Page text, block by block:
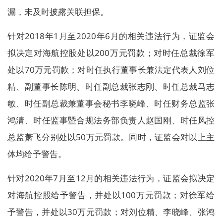
漏，未及时披露关联担保。
针对2018年1月至2020年6月的相关违法行为，证监会
拟决定对海航控股处以200万元罚款；对时任总裁徐军
处以70万元罚款；对时任执行董事长兼法定代表人刘位
精、副董事长陈明、时任副总裁张志刚、时任总裁马志
敏、时任副总裁兼董事会秘书李晓峰、时任财务总监张
鸿清、时任监事暨合规法务部负责人赵国刚、时任风控
总监萧飞分别处以50万元罚款。同时，证监会对以上主
体均给予警告。
针对2020年7月至12月的相关违法行为，证监会拟决定
对海航控股给予警告，并处以100万元罚款；对徐军给
予警告，并处以30万元罚款；对刘位精、李晓峰、张鸿